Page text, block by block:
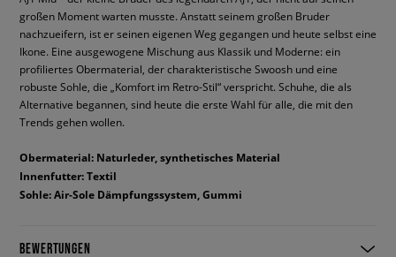
großen Moment warten musste. Anstatt seinem großen Bruder
nachzueifern, ist er seinen eigenen Weg gegangen und heute selbst eine
Ikone. Eine ausgewogene Mischung aus Klassik und Moderne: ein
profiliertes Obermaterial, der charakteristische Swoosh und eine
robuste Sohle, die „Komfort im Retro-Stil“ verspricht. Schuhe, die als
Alternative begannen, sind heute die erste Wahl für alle, die mit den
Trends gehen wollen.
Obermaterial: Naturleder, synthetisches Material
Innenfutter: Textil
Sohle: Air-Sole Dämpfungssystem, Gummi
BEWERTUNGEN